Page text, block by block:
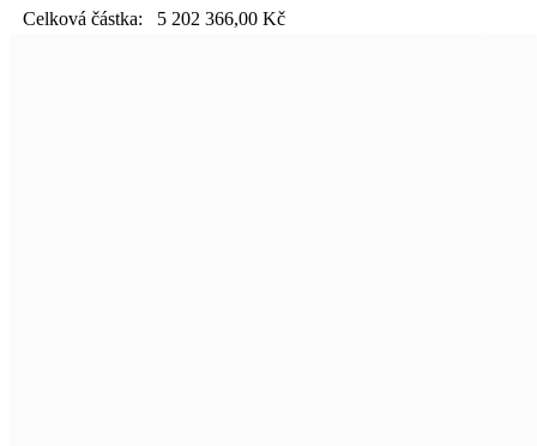
Celková částka: 5 202 366,00 Kč